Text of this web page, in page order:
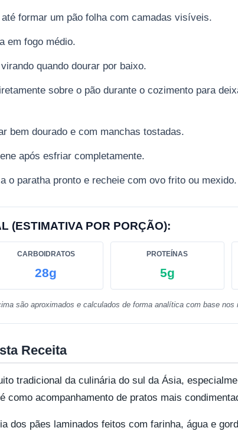
formar um pão folha com camadas visíveis.
em fogo médio.
quando dourar por baixo.
sobre o pão durante o cozimento para
bem dourado e com manchas tostadas.
após esfriar completamente.
o paratha pronto e recheie com ovo frito ou mexido.
(ESTIMATIVA POR PORÇÃO):
CARBOIDRATOS
28g
PROTEÍNAS
5g
são aproximados e calculados de forma analítica com base nos
Receita
tradicional da culinária do sul da Ásia,
como acompanhamento de pratos mais
dos pães laminados feitos com farinha, água e